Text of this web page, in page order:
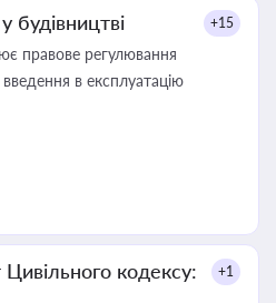
будівництві +15
правове регулювання
в експлуатацію
кодексу:
+1